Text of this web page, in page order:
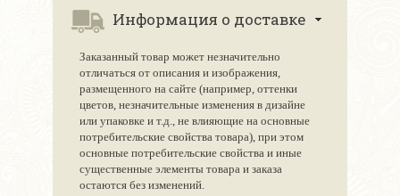
Информация о доставке
Заказанный товар может незначительно
отличаться от описания и изображения,
размещенного на сайте (например, оттенки
цветов, незначительные изменения в дизайне
или упаковке и т.д., не влияющие на основные
потребительские свойства товара), при этом
основные потребительские свойства и иные
существенные элементы товара и заказа
остаются без изменений.